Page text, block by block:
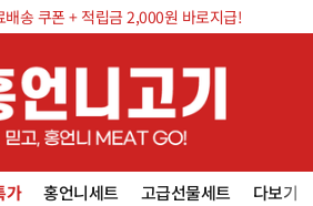
배송 쿠폰 + 적립금 2,000원 바로지급!
가 홍언니세트 고급선물세트 다보기